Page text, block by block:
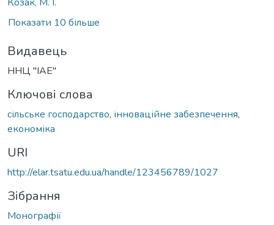
Показати 10 більше
Видавець
ННЦ "ІАЕ"
Ключові слова
сільське господарство, інноваційне забезпечення,
економіка
URI
http://elar.tsatu.edu.ua/handle/123456789/1027
Зібрання
Монографії